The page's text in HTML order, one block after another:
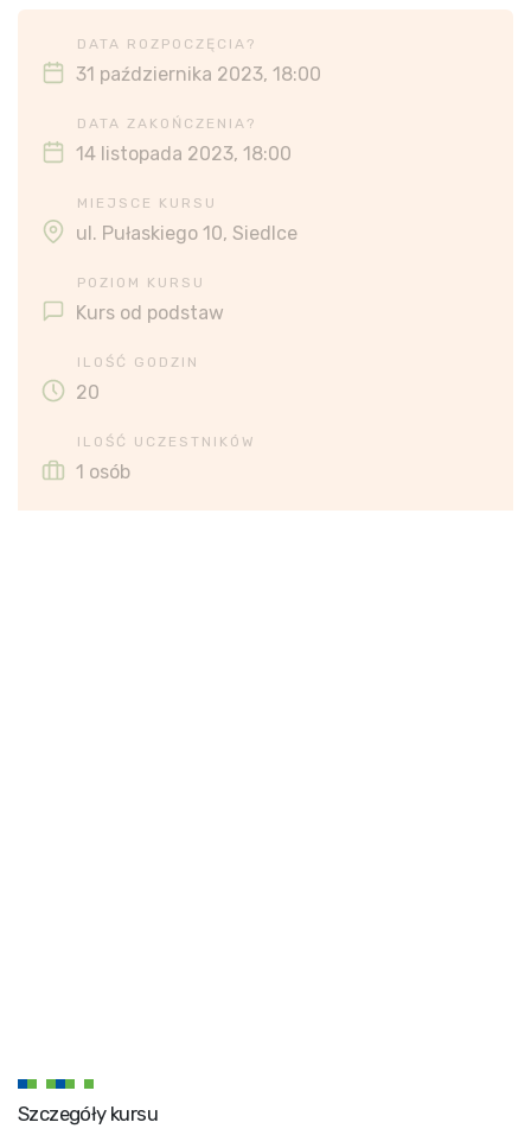
DATA ROZPOCZĘCIA?
31 października 2023, 18:00
DATA ZAKOŃCZENIA?
14 listopada 2023, 18:00
MIEJSCE KURSU
ul. Pułaskiego 10, Siedlce
POZIOM KURSU
Kurs od podstaw
ILOŚĆ GODZIN
20
ILOŚĆ UCZESTNIKÓW
1 osób
Szczegóły kursu